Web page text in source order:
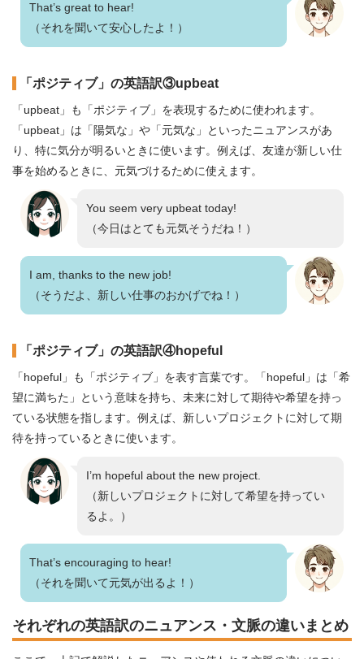
That’s great to hear!
（それを聞いて安心したよ！）
「ポジティブ」の英語訳③upbeat
「upbeat」も「ポジティブ」を表現するために使われます。
「upbeat」は「陽気な」や「元気な」といったニュアンスがあ
り、特に気分が明るいときに使います。例えば、友達が新しい仕
事を始めるときに、元気づけるために使えます。
You seem very upbeat today!
（今日はとても元気そうだね！）
I am, thanks to the new job!
（そうだよ、新しい仕事のおかげでね！）
「ポジティブ」の英語訳④hopeful
「hopeful」も「ポジティブ」を表す言葉です。「hopeful」は「希
望に満ちた」という意味を持ち、未来に対して期待や希望を持っ
ている状態を指します。例えば、新しいプロジェクトに対して期
待を持っているときに使います。
I’m hopeful about the new project.
（新しいプロジェクトに対して希望を持ってい
るよ。）
That’s encouraging to hear!
（それを聞いて元気が出るよ！）
それぞれの英語訳のニュアンス・文脈の違いまとめ